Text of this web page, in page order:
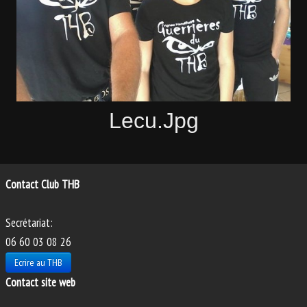
ANIMATIONS
Lecu.jpg
Contact Club THB
Secrétariat:
06 60 03 08 26
Ecrire au THB
Contact site web